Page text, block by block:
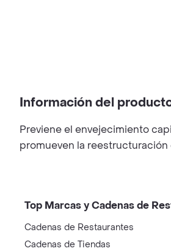
Información del
Previene el envejecimiento
promueven la reestructuración
Top Marcas y Cadenas de
Cadenas de Restaurantes
Cadenas de Tiendas